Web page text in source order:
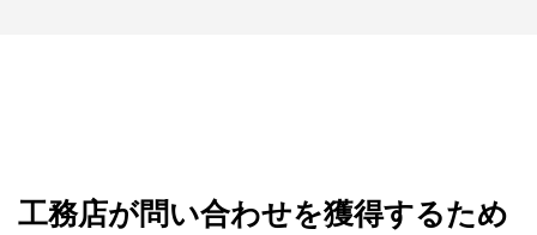
工務店が問い合わせを獲得するため